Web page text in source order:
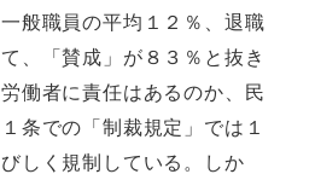
般職員の平均１２％、退職
、「賛成」が８３％と抜き
働者に責任はあるのか、民
条での「制裁規定」では１
しく規制している。しか